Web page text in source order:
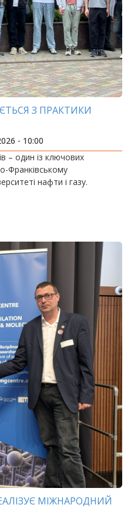
З ПРАКТИКИ
- 10:00
– один із ключових
Франківському
нафти і газу.
МІЖНАРОДНИЙ